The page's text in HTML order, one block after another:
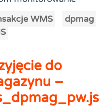
WMS
dpmag
do
–